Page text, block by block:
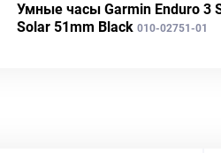
Умные часы Garmin Enduro 3
Solar 51mm Black 010-02751-01